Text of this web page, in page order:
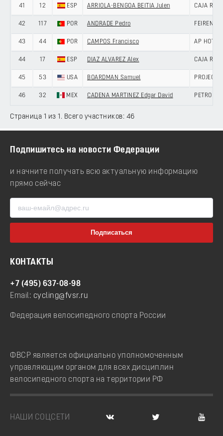
41 12 ESP ARRIOLA-BENGOA BEITIA Julen CAJA
42 117 POR ANDRADE Pedro FEIRENSE
43 44 POR CAMPOS Francisco AP
44 17 ESP DIAZ ALVAREZ Alex CAJA
45 53 USA BOARDMAN Samuel PROJECT
46 32 MEX CADENA MARTINEZ Edgar David
Страница 1 из 1. Всего участников: 46
Подпишитесь на новости Федерации
и начните получать всю актуальную информацию
прямо сейчас
КОНТАКТЫ
+7 (495) 637-08-98
Email: cycling@fvsr.ru
Федерация велосипедного спорта России
ФВСР является официально уполномоченным
управляющим органом для всех дисциплин
велосипедного спорта на территории РФ
НАШИ СОЦСЕТИ